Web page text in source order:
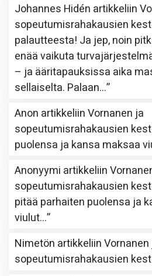
Johannes Hidén artikkeliin
sopeutumisrahakausien
palautteesta! Ja jep, noin
enää vaikuta
– ja ääritapauksissa aika
sellaiselta. Palaan…”
Anon artikkeliinVornanen ja
sopeutumisrahakausien
puolensa ja kansa maksaa
Anonyymi artikkeliin
sopeutumisrahakausien
pitää parhaiten puolensa ja
viulut…”
Nimetön artikkeliinVornanen
sopeutumisrahakausien